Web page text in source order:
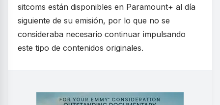
sitcoms están disponibles en Paramount+ al día
siguiente de su emisión, por lo que no se
consideraba necesario continuar impulsando
este tipo de contenidos originales.